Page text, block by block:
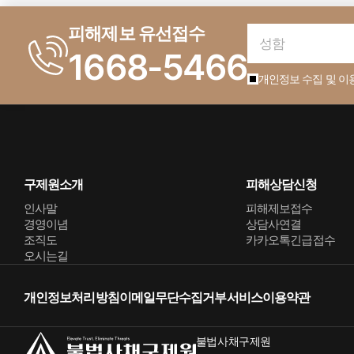
피해제보 유선접수
1668-5466 개인정보 수집 및 이
구제원소개
인사말
경영이념
조직도
오시는길
피해상담신청
피해제보접수
상담사연결
카카오톡긴급접수
개인정보처리방침이메일무단수집거부서비스이용약관
불법사채구제원